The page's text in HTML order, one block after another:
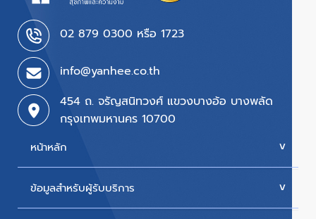
02 879 0300 หรือ 1723
info@yanhee.co.th
454 ถ. จรัญสนิทวงศ์ แขวงบางอ้อ บางพลัด
กรุงเทพมหานคร 10700
หน้าหลัก
บริการของเรา
ข้อมูลสำหรับผู้รับบริการ